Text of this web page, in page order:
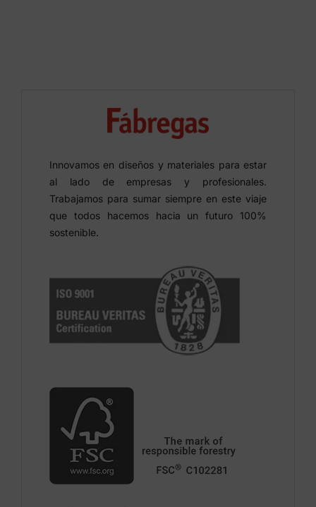
Innovamos en diseños y materiales para estar
al lado de empresas y profesionales.
Trabajamos para sumar siempre en este viaje
que todos hacemos hacia un futuro 100%
sostenible.